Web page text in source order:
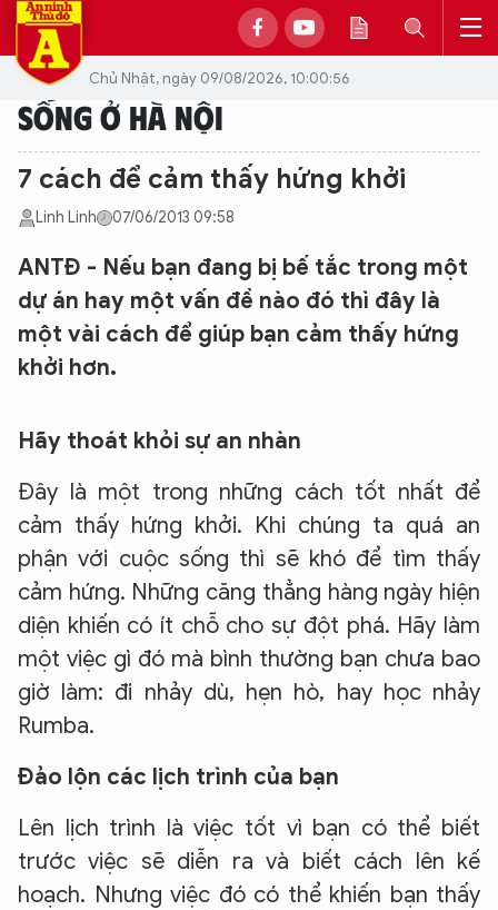
Chủ Nhật, ngày 09/08/2026, 10:00:56
SỐNG Ở HÀ NỘI
7 cách để cảm thấy hứng khởi
Linh Linh 07/06/2013 09:58
ANTĐ - Nếu bạn đang bị bế tắc trong một
dự án hay một vấn đề nào đó thì đây là
một vài cách để giúp bạn cảm thấy hứng
khởi hơn.
Hãy thoát khỏi sự an nhàn
Đây là một trong những cách tốt nhất để
cảm thấy hứng khởi. Khi chúng ta quá an
phận với cuộc sống thì sẽ khó để tìm thấy
cảm hứng. Những căng thẳng hàng ngày hiện
diện khiến có ít chỗ cho sự đột phá. Hãy làm
một việc gì đó mà bình thường bạn chưa bao
giờ làm: đi nhảy dù, hẹn hò, hay học nhảy
Rumba.
Đảo lộn các lịch trình của bạn
Lên lịch trình là việc tốt vì bạn có thể biết
trước việc sẽ diễn ra và biết cách lên kế
hoạch. Nhưng việc đó có thể khiến bạn thấy